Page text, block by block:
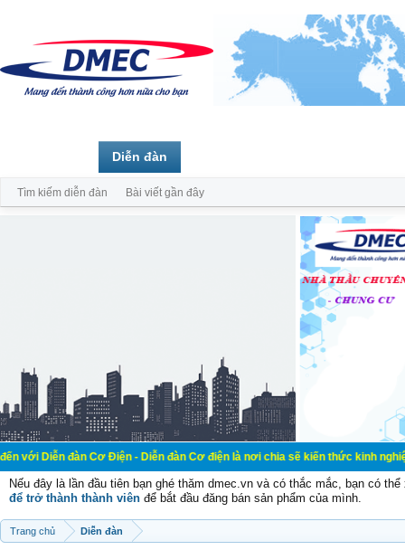
đàn Cơ Điện - Diễn đàn Cơ điện là nơi chia sẽ kiến thức kinh nghiệm trong
Nếu đây là lần đầu tiên bạn ghé thăm dmec.vn và có thắc mắc, bạn có
để trở thành thành viên để bắt đầu đăng bán sản phẩm của mình.
Trang chủ Diễn đàn
Diễn đàn
Tìm kiếm diễn đàn Bài viết gần đây